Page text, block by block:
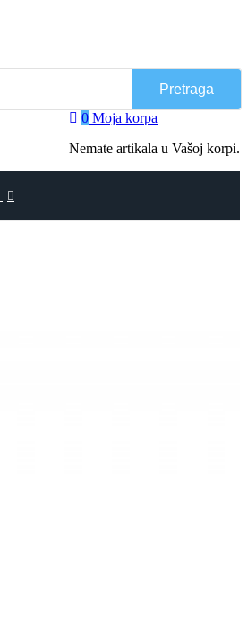
Pretraga
0 Moja korpa
Nemate artikala u Vašoj korpi.